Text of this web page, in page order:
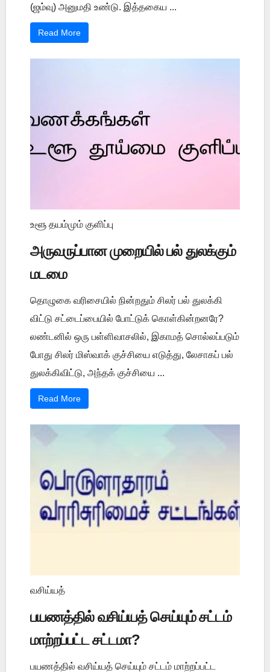
(ஜம்வு) அனுமதி உண்டு. இத்தகைய ...
Read More
உளூ தயம்மும் குளிப்பு
அருவருப்பான முறையில் பல் துலக்கும்
மடமை
தொழுகை வரிசையில் நின்றதும் சிலர் பல் துலக்கி
விட்டு சட்டைப்பையில் போட்டுக் கொள்கின்றனரே?
லண்டனில் ஒரு பள்ளிவாசலில், இகாமத் சொல்லப்படும்
போது சிலர் மிஸ்வாக் குச்சியை எடுத்து, லேசாகப் பல்
துலக்கிவிட்டு, அந்தக் குச்சியை ...
Read More
வசிய்யத்
பயணத்தில் வசிய்யத் செய்யும் சட்டம்
மாற்றப்பட்ட சட்டமா?
பயணத்தில் வசிய்யத் செய்யும் சட்டம் மாற்றப்பட்ட